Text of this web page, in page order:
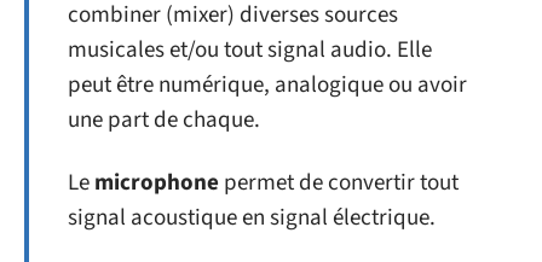
combiner (mixer) diverses sources
musicales et/ou tout signal audio. Elle
peut être numérique, analogique ou avoir
une part de chaque.
Lemicrophone permet de convertir tout
signal acoustique en signal électrique.